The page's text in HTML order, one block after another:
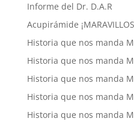
Informe del Dr. D.A.R
Acupirámide
Historia que nos manda
Historia que nos manda
Historia que nos manda
Historia que nos manda
Historia que nos manda